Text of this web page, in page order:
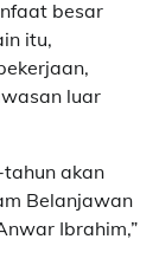
besar
itu,
luar
akan
Belanjawan
Ibrahim,”